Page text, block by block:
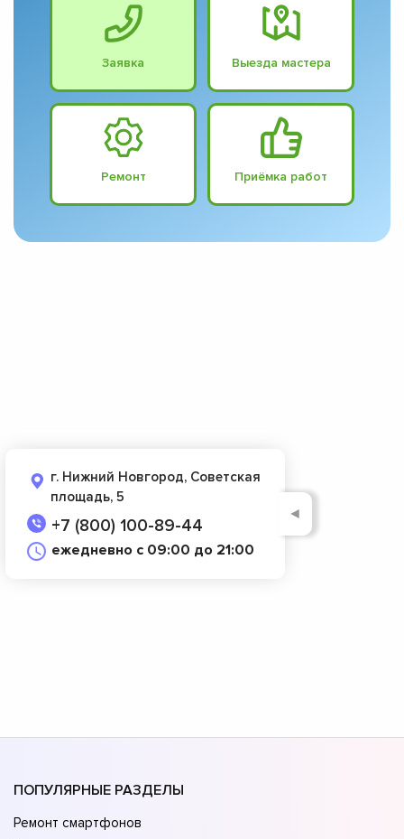
Заявка Выезда мастера
Ремонт Приёмка работ
г. Нижний Новгород, Советская
площадь, 5
+7 (800) 100-89-44
ежедневно с 09:00 до 21:00
◄
ПОПУЛЯРНЫЕ РАЗДЕЛЫ
Ремонт смартфонов